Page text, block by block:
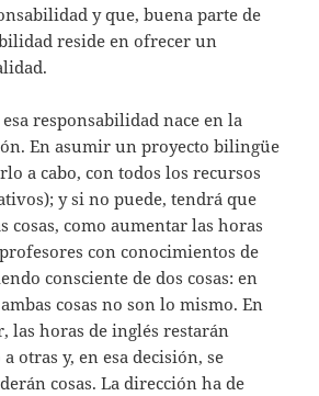
y que, buena parte de
reside en ofrecer un
responsabilidad nace en la
En asumir un proyecto bilingüe
a cabo, con todos los recursos
y si no puede, tendrá que
cosas, como aumentar las horas
con conocimientos de
consciente de dos cosas: en
cosas no son lo mismo. En
las horas de inglés restarán
otras y, en esa decisión, se
cosas. La dirección ha de